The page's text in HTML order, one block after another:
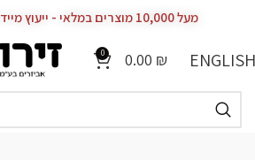
מעל 10,000 מוצרים במלאי - ייעוץ מיידי 050-640-8555
0 0.00 ₪ ENGLISH